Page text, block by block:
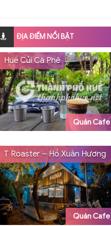
ĐỊA ĐIỂM NỔI BẬT
Huế Củi Cà Phê
Quán Cafe
T Roaster – Hồ Xuân Hương
Quán Cafe